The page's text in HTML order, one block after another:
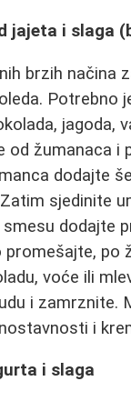
jajeta i slaga
brzih načina
Potrebno
jagoda,
od žumanaca i
dodajte
sjedinite
smesu dodajte
promešajte, po
voće ili
i zamrznite.
i
i slaga